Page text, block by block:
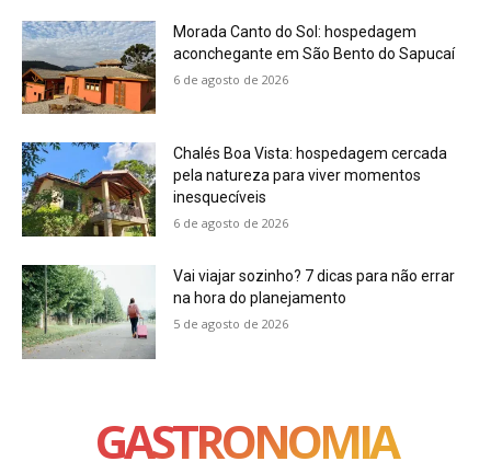
Morada Canto do Sol: hospedagem
aconchegante em São Bento do Sapucaí
6 de agosto de 2026
Chalés Boa Vista: hospedagem cercada
pela natureza para viver momentos
inesquecíveis
6 de agosto de 2026
Vai viajar sozinho? 7 dicas para não errar
na hora do planejamento
5 de agosto de 2026
GASTRONOMIA